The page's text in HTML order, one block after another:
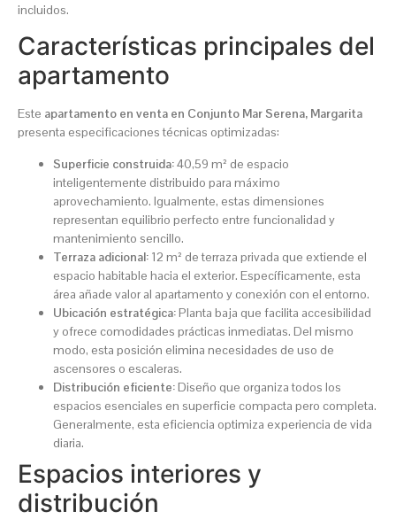
incluidos.
Características principales del
apartamento
Este apartamento en venta en Conjunto Mar Serena, Margarita
presenta especificaciones técnicas optimizadas:
Superficie construida:40,59 m² de espacio
inteligentemente distribuido para máximo
aprovechamiento. Igualmente, estas dimensiones
representan equilibrio perfecto entre funcionalidad y
mantenimiento sencillo.
Terraza adicional: 12 m² de terraza privada que extiende el
espacio habitable hacia el exterior. Específicamente, esta
área añade valor al apartamento y conexión con el entorno.
Ubicación estratégica:Planta baja que facilita accesibilidad
y ofrece comodidades prácticas inmediatas. Del mismo
modo, esta posición elimina necesidades de uso de
ascensores o escaleras.
Distribución eficiente:Diseño que organiza todos los
espacios esenciales en superficie compacta pero completa.
Generalmente, esta eficiencia optimiza experiencia de vida
diaria.
Espacios interiores y
distribución